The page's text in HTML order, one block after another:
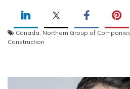
Canada Northern Group of
Construction